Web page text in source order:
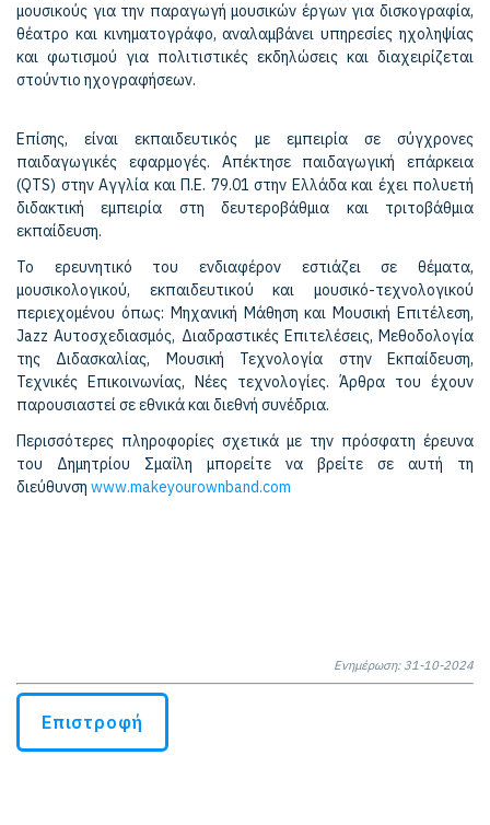
μουσικούς για την παραγωγή μουσικών έργων για δισκογραφία,
θέατρο και κινηματογράφο, αναλαμβάνει υπηρεσίες ηχοληψίας
και φωτισμού για πολιτιστικές εκδηλώσεις και διαχειρίζεται
στούντιο ηχογραφήσεων.
Επίσης, είναι εκπαιδευτικός με εμπειρία σε σύγχρονες
παιδαγωγικές εφαρμογές. Απέκτησε παιδαγωγική επάρκεια
(QTS) στην Αγγλία και Π.Ε. 79.01 στην Ελλάδα και έχει πολυετή
διδακτική εμπειρία στη δευτεροβάθμια και τριτοβάθμια
εκπαίδευση.
Το ερευνητικό του ενδιαφέρον εστιάζει σε θέματα,
μουσικολογικού, εκπαιδευτικού και μουσικό-τεχνολογικού
περιεχομένου όπως: Μηχανική Μάθηση και Μουσική Επιτέλεση,
Jazz Αυτοσχεδιασμός, Διαδραστικές Επιτελέσεις, Μεθοδολογία
της Διδασκαλίας, Μουσική Τεχνολογία στην Εκπαίδευση,
Τεχνικές Επικοινωνίας, Νέες τεχνολογίες. Άρθρα του έχουν
παρουσιαστεί σε εθνικά και διεθνή συνέδρια.
Περισσότερες πληροφορίες σχετικά με την πρόσφατη έρευνα
του Δημητρίου Σμαΐλη μπορείτε να βρείτε σε αυτή τη
διεύθυνση www.makeyourownband.com
Ενημέρωση: 31-10-2024
Επιστροφή